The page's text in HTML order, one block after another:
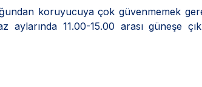
koruyucuya çok güvenmemek
11.00-15.00 arası güneşe